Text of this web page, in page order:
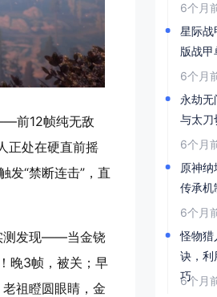
前12帧纯无敌
正处在硬直前摇
发“禁断连击”，直
测发现——当金铙
晚3帧，被关；早
祖瞪圆眼睛，金
6个月
星际战
版战
6个月
永劫
与太
6个月
原神
传承机
6个月
怪物猎
诀，利
巧
6个月